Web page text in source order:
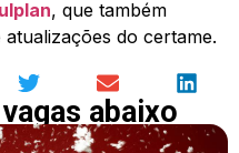
, que também
do certame.
abaixo